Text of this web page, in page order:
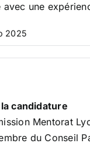
une
2025
candidature
Mentorat
du Conseil